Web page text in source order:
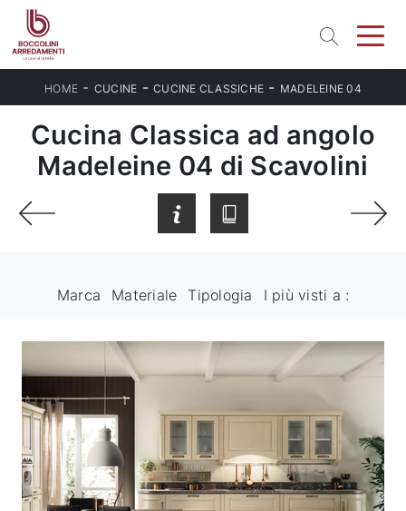
HOME - CUCINE -CUCINE CLASSICHE - MADELEINE 04
Cucina Classica ad angolo
Madeleine 04 di Scavolini
Marca Materiale Tipologia I più visti a :